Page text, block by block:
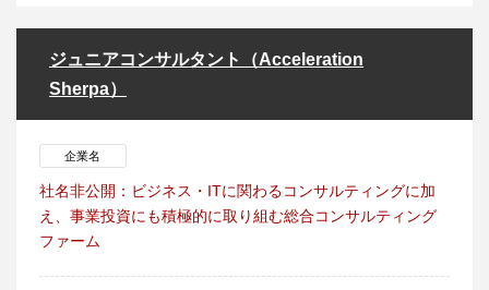
ジュニアコンサルタント（Acceleration
Sherpa）
企業名
社名非公開：ビジネス・ITに関わるコンサルティングに加
え、事業投資にも積極的に取り組む総合コンサルティング
ファーム